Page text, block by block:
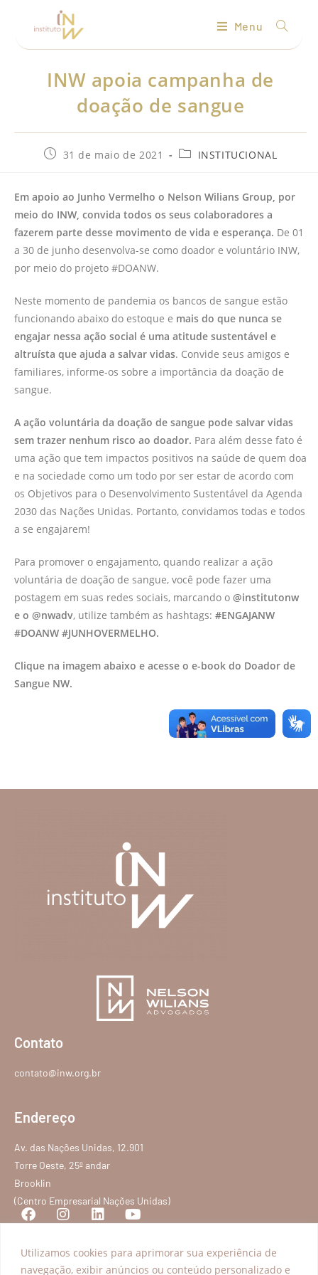
Utilizamos cookies para aprimorar sua experiência de
navegação, exibir anúncios ou conteúdo personalizado e
Menu
INW apoia campanha de
doação de sangue
31 de maio de 2021 INSTITUCIONAL
Em apoio ao Junho Vermelho o Nelson Wilians Group, por
meio do INW, convida todos os seus colaboradores a
fazerem parte desse movimento de vida e esperança. De 01
a 30 de junho desenvolva-se como doador e voluntário INW,
por meio do projeto #DOANW.
Neste momento de pandemia os bancos de sangue estão
funcionando abaixo do estoque e mais do que nunca se
engajar nessa ação social é uma atitude sustentável e
altruísta que ajuda a salvar vidas. Convide seus amigos e
familiares, informe-os sobre a importância da doação de
sangue.
A ação voluntária da doação de sangue pode salvar vidas
sem trazer nenhum risco ao doador. Para além desse fato é
uma ação que tem impactos positivos na saúde de quem doa
e na sociedade como um todo por ser estar de acordo com
os Objetivos para o Desenvolvimento Sustentável da Agenda
2030 das Nações Unidas. Portanto, convidamos todas e todos
a se engajarem!
Para promover o engajamento, quando realizar a ação
voluntária de doação de sangue, você pode fazer uma
postagem em suas redes sociais, marcando o @institutonw
e o @nwadv, utilize também as hashtags: #ENGAJANW
#DOANW #JUNHOVERMELHO.
Clique na imagem abaixo e acesse o e-book do Doador de
Sangue NW.
Contato
contato@inw.org.br
Endereço
Av. das Nações Unidas, 12.901
Torre Oeste, 25º andar
Brooklin
(Centro Empresarial Nações Unidas)
Programas Explorar